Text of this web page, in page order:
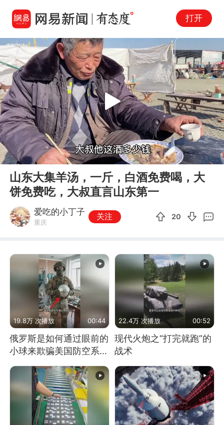
打开
00:00 04:17
Play
山东大集羊汤，一斤，白酒免费喝，大
饼免费吃，大叔直言山东第一
爱吃的小丁子
重庆
关注 20
19.8万 次播放 00:44
俄罗斯是如何通过眼前的
小球来欺骗美国防空系统
的
22.4万 次播放 00:52
现代火炮之“打完就跑”的
战术